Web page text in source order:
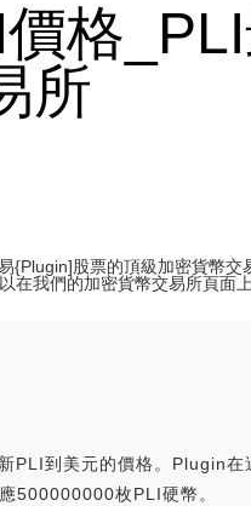
格
所
股票的頂級加密貨幣交
在我們的加密貨幣交易所頁面
PLI到美元的價格。Plugin
500000000枚PLI硬幣。